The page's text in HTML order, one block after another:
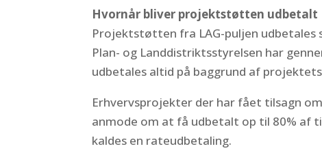
Hvornår bliver projektstøtten udbetalt
Projektstøtten fra LAG-puljen
Plan- og Landdistriktsstyrelsen har
udbetales altid på baggrund af
Erhvervsprojekter der har fået tilsagn
anmode om at få udbetalt op til 80% af
kaldes en rateudbetaling.